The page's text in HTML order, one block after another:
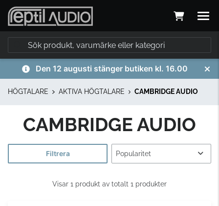
Den 12 augusti stänger butiken kl. 16.00
HÖGTALARE AKTIVA HÖGTALARE CAMBRIDGE AUDIO
CAMBRIDGE AUDIO
Filtrera
Visar 1 produkt av totalt 1 produkter